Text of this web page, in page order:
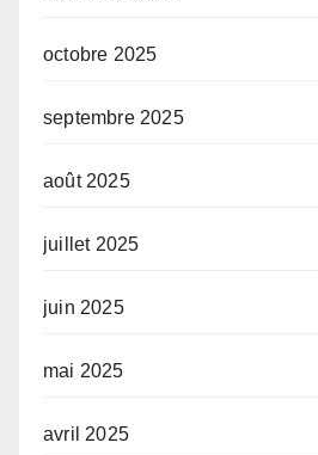
octobre 2025
septembre 2025
août 2025
juillet 2025
juin 2025
mai 2025
avril 2025